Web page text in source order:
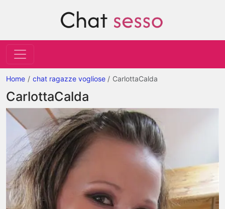
Home chat ragazze vogliose CarlottaCalda
CarlottaCalda